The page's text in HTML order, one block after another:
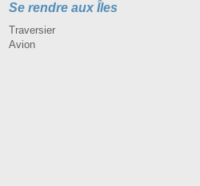
Se rendre aux Îles
Traversier
Avion